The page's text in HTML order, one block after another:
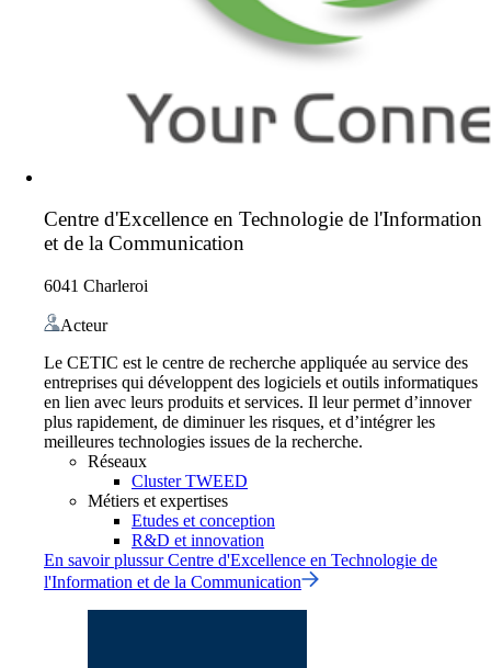
Centre d'Excellence en Technologie de l'Information
et de la Communication
6041 Charleroi
Acteur
Le CETIC est le centre de recherche appliquée au service des
entreprises qui développent des logiciels et outils informatiques
en lien avec leurs produits et services. Il leur permet d’innover
plus rapidement, de diminuer les risques, et d’intégrer les
meilleures technologies issues de la recherche.
Réseaux
Cluster TWEED
Métiers et expertises
Etudes et conception
R&D et innovation
En savoir plussurCentre d'Excellence en Technologie de
l'Information et de la Communication